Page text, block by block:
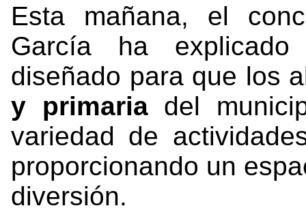
Esta mañana, el
García ha
diseñado para que los
y primariadel
variedad de
proporcionando un
diversión.